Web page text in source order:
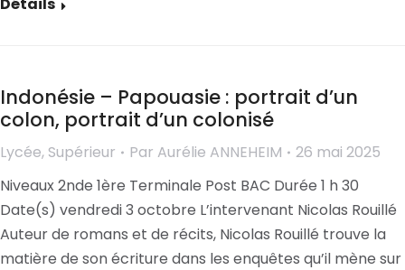
Indonésie – Papouasie : portrait d’un
colon, portrait d’un colonisé
Lycée, Supérieur Par Aurélie ANNEHEIM
26 mai 2025
Niveaux 2nde 1ère Terminale Post BAC Durée 1 h 30
Date(s) vendredi 3 octobre L’intervenant Nicolas Rouillé
Auteur de romans et de récits, Nicolas Rouillé trouve la
matière de son écriture dans les enquêtes qu’il mène sur